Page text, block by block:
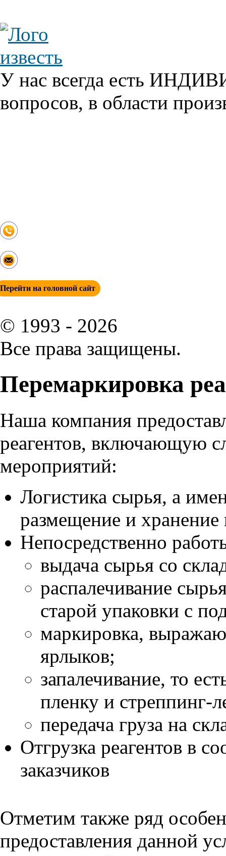
У нас всегда есть
вопросов, в области
Перейти на головной сайт
© 1993 - 2026
Все права защищены.
Перемаркировка
Наша компания
реагентов, включающую
мероприятий:
Логистика сырья, а
размещение и хранение
Непосредственно
выдача сырья со
распалечивание
старой упаковки с
маркировка,
ярлыков;
запалечивание, то
пленку и стреппинг-
передача груза на
Отгрузка реагентов в
заказчиков
Отметим также ряд
предоставления данной